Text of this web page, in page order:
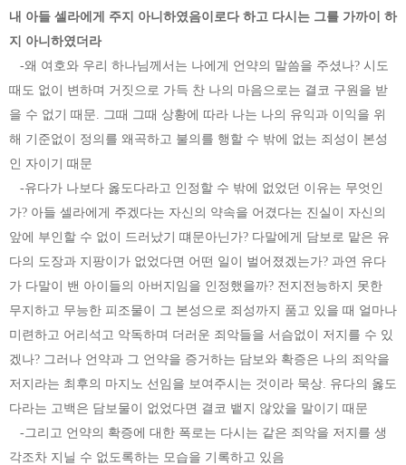
내 아들 셀라에게 주지 아니하였음이로다 하고 다시는 그를 가까이 하
지 아니하였더라
-왜 여호와 우리 하나님께서는 나에게 언약의 말씀을 주셨나? 시도
때도 없이 변하며 거짓으로 가득 찬 나의 마음으로는 결코 구원을 받
을 수 없기 때문. 그때 그때 상황에 따라 나는 나의 유익과 이익을 위
해 기준없이 정의를 왜곡하고 불의를 행할 수 밖에 없는 죄성이 본성
인 자이기 때문
-유다가 나보다 옳도다라고 인정할 수 밖에 없었던 이유는 무엇인
가? 아들 셀라에게 주겠다는 자신의 약속을 어겼다는 진실이 자신의
앞에 부인할 수 없이 드러났기 떄문아닌가? 다말에게 담보로 맡은 유
다의 도장과 지팡이가 없었다면 어떤 일이 벌어졌겠는가? 과연 유다
가 다말이 밴 아이들의 아버지임을 인정했을까? 전지전능하지 못한
무지하고 무능한 피조물이 그 본성으로 죄성까지 품고 있을 때 얼마나
미련하고 어리석고 악독하며 더러운 죄악들을 서슴없이 저지를 수 있
겠나? 그러나 언약과 그 언약을 증거하는 담보와 확증은 나의 죄악을
저지라는 최후의 마지노 선임을 보여주시는 것이라 묵상. 유다의 옳도
다라는 고백은 담보물이 없었다면 결코 뱉지 않았을 말이기 때문
-그리고 언약의 확증에 대한 폭로는 다시는 같은 죄악을 저지를 생
각조차 지닐 수 없도록하는 모습을 기록하고 있음